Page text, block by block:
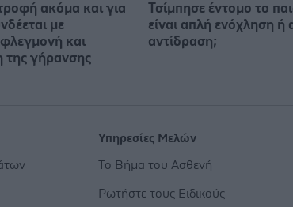
ακόμα και για
με
και
της γήρανσης
Τσίμπησε έντομο το
είναι απλή ενόχληση ή
αντίδραση;
Υπηρεσίες Μελών
Το Βήμα του Ασθενή
Ρωτήστε τους Ειδικούς